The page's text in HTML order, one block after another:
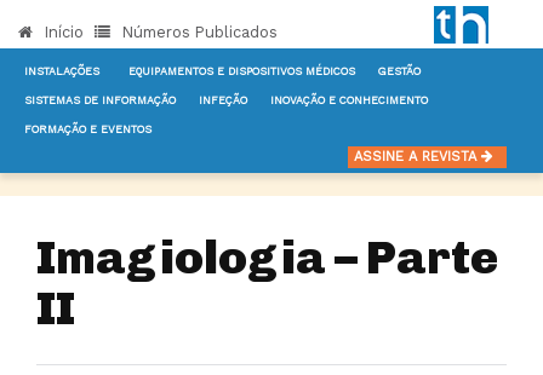
Início Números Publicados
INSTALAÇÕES EQUIPAMENTOS E DISPOSITIVOS MÉDICOS GESTÃO
SISTEMAS DE INFORMAÇÃO INFEÇÃO INOVAÇÃO E CONHECIMENTO
FORMAÇÃO E EVENTOS
ASSINE A REVISTA
IMAGIOLOGIA – PARTE II
Imagiologia – Parte
II